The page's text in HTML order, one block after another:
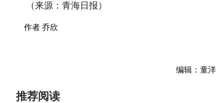
（来源：青海日报）
作者 乔欣
编辑：童洋
推荐阅读